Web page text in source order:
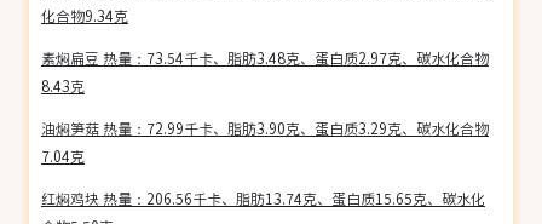
化合物9.34克
素焖扁豆 热量：73.54千卡、脂肪3.48克、蛋白质2.97克、碳水化合物
8.43克
油焖笋菇 热量：72.99千卡、脂肪3.90克、蛋白质3.29克、碳水化合物
7.04克
红焖鸡块 热量：206.56千卡、脂肪13.74克、蛋白质15.65克、碳水化